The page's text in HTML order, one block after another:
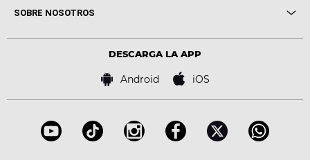
Locutores Europa FM
Cine y Televisión
Virales
SOBRE NOSOTROS
Bases de concursos
DESCARGA LA APP
Android iOS